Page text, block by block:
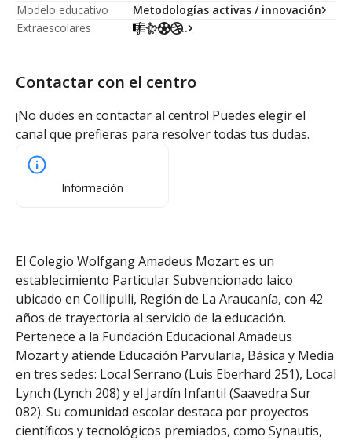
Modelo educativo
Metodologías activas / innovación
Extraescolares
...
Contactar con el centro
¡No dudes en contactar al centro! Puedes elegir el
canal que prefieras para resolver todas tus dudas.
Información
El Colegio Wolfgang Amadeus Mozart es un
establecimiento Particular Subvencionado laico
ubicado en Collipulli, Región de La Araucanía, con 42
años de trayectoria al servicio de la educación.
Pertenece a la Fundación Educacional Amadeus
Mozart y atiende Educación Parvularia, Básica y Media
en tres sedes: Local Serrano (Luis Eberhard 251), Local
Lynch (Lynch 208) y el Jardín Infantil (Saavedra Sur
082). Su comunidad escolar destaca por proyectos
científicos y tecnológicos premiados, como Synautis,